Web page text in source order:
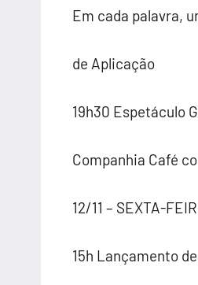
Em cada palavra,
de Aplicação
19h30 Espetáculo
Companhia Café
12/11 – SEXTA-
15h Lançamento